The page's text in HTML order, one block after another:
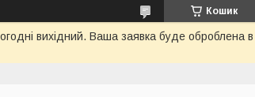
Кошик
вихідний. Ваша заявка буде оброблена